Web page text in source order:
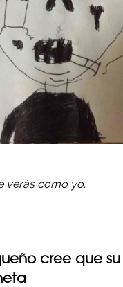
verás como yo.
cree que